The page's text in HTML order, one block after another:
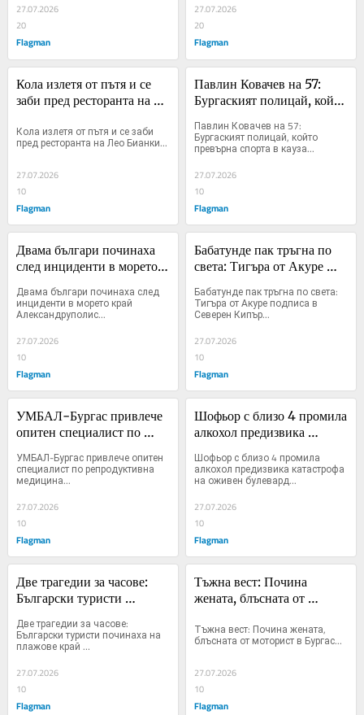
27.07.2026
20
Flagman
27.07.2026
20
Flagman
Кола излетя от пътя и се
заби пред ресторанта на
Кола излетя от пътя и се заби
пред ресторанта на Лео Бианки...
27.07.2026
10
Flagman
Павлин Ковачев на 57:
Бургаският полицай, който
Павлин Ковачев на 57:
Бургаският полицай, който
превърна спорта в кауза...
27.07.2026
10
Flagman
Двама българи починаха
след инциденти в морето
Двама българи починаха след
инциденти в морето край
Александруполис...
27.07.2026
10
Flagman
Бабатунде пак тръгна по
света: Тигъра от Акуре
Бабатунде пак тръгна по света:
Тигъра от Акуре подписа в
Северен Кипър...
27.07.2026
10
Flagman
УМБАЛ-Бургас привлече
опитен специалист по
УМБАЛ-Бургас привлече опитен
специалист по репродуктивна
медицина...
27.07.2026
10
Flagman
Шофьор с близо 4 промила
алкохол предизвика
булевард
Шофьор с близо 4 промила
алкохол предизвика катастрофа
на оживен булевард...
27.07.2026
10
Flagman
Две трагедии за часове:
Български туристи
Александруполис
Две трагедии за часове:
Български туристи починаха на
плажове край
Александруполис...
27.07.2026
10
Flagman
Тъжна вест: Почина
жената, блъсната от
Тъжна вест: Почина жената,
блъсната от моторист в Бургас...
27.07.2026
10
Flagman